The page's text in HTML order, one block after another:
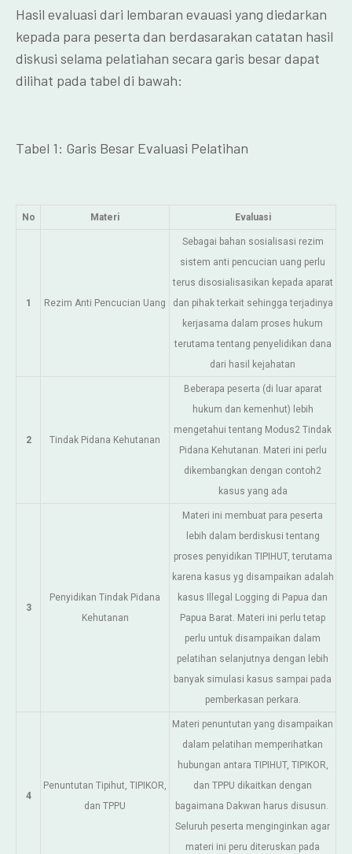
Hasil evaluasi dari lembaran evauasi yang diedarkan
kepada para peserta dan berdasarakan catatan hasil
diskusi selama pelatiahan secara garis besar dapat
dilihat pada tabel di bawah:
Tabel 1: Garis Besar Evaluasi Pelatihan
No Materi Evaluasi
1 Rezim Anti Pencucian Uang
Sebagai bahan sosialisasi rezim
sistem anti pencucian uang perlu
terus disosialisasikan kepada aparat
dan pihak terkait sehingga terjadinya
kerjasama dalam proses hukum
terutama tentang penyelidikan dana
dari hasil kejahatan
2 Tindak Pidana Kehutanan
Beberapa peserta (di luar aparat
hukum dan kemenhut) lebih
mengetahui tentang Modus2 Tindak
Pidana Kehutanan. Materi ini perlu
dikembangkan dengan contoh2
kasus yang ada
3
Penyidikan Tindak Pidana
Kehutanan
Materi ini membuat para peserta
lebih dalam berdiskusi tentang
proses penyidikan TIPIHUT, terutama
karena kasus yg disampaikan adalah
kasus Illegal Logging di Papua dan
Papua Barat. Materi ini perlu tetap
perlu untuk disampaikan dalam
pelatihan selanjutnya dengan lebih
banyak simulasi kasus sampai pada
pemberkasan perkara.
4
Penuntutan Tipihut, TIPIKOR,
dan TPPU
Materi penuntutan yang disampaikan
dalam pelatihan memperihatkan
hubungan antara TIPIHUT, TIPIKOR,
dan TPPU dikaitkan dengan
bagaimana Dakwan harus disusun.
Seluruh peserta menginginkan agar
materi ini peru diteruskan pada